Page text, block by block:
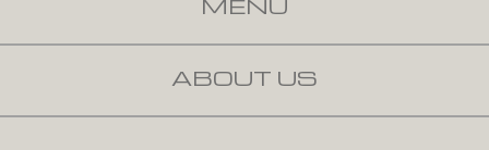
SKIP TO CONTENT
ABOUT US